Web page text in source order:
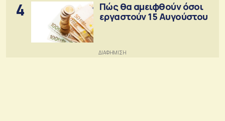
4
Πώς θα αμειφθούν όσοι
εργαστούν 15 Αυγούστου